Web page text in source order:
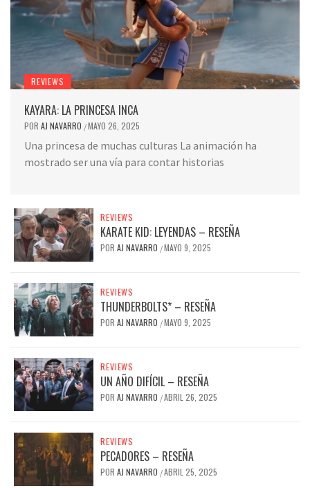
REVIEWS
KAYARA: LA PRINCESA INCA
POR AJ NAVARRO /MAYO 26, 2025
Una princesa de muchas culturas La animación ha
mostrado ser una vía para contar historias
REVIEWS
KARATE KID: LEYENDAS – RESEÑA
POR AJ NAVARRO /MAYO 9, 2025
REVIEWS
THUNDERBOLTS* – RESEÑA
POR AJ NAVARRO /MAYO 9, 2025
REVIEWS
UN AÑO DIFÍCIL – RESEÑA
POR AJ NAVARRO /ABRIL 26, 2025
REVIEWS
PECADORES – RESEÑA
POR AJ NAVARRO /ABRIL 25, 2025